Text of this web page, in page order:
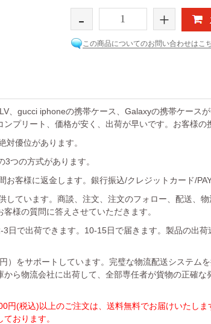
- +
この商品についてのお問い合わせはこ
、gucci iphoneの携帯ケース、Galaxyの携帯ケース
プリート、価格が安く、出荷が早いです。お客様の
対優位があります。
つの方式があります。
客様に返金します。銀行振込/クレジットカード/
しています。商談、注文、注文のフォロー、配送、
様の質問に答えさせていただきます。
日で出荷できます。10-15日で届きます。製品の出
）をサポートしています。完璧な物流配送システム
ら物流会社に出荷して、全部専任者が貨物の正確
(税込)以上のご注文は、送料無料でお届けいたしま
おります。